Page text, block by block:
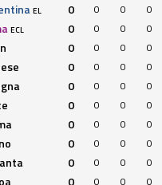
EL 0 0 0 0
ECL 0 0 0 0
0 0 0 0
0 0 0 0
0 0 0 0
0 0 0 0
0 0 0 0
0 0 0 0
0 0 0 0
0 0 0 0